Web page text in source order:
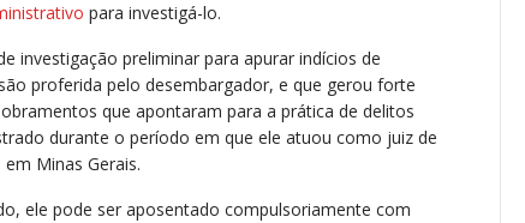
para investigá-lo.
investigação preliminar para apurar indícios de
proferida pelo desembargador, e que gerou forte
que apontaram para a prática de delitos
durante o período em que ele atuou como juiz de
Minas Gerais.
ele pode ser aposentado compulsoriamente com